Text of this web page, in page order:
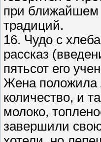
при ближайшем
традиций.
16. Чудо с
рассказ
пятьсот его
Жена положила
количество, и
молоко,
завершили